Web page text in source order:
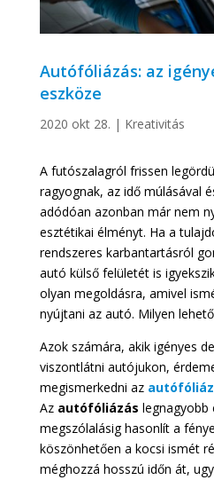
Autófóliázás: az
eszköze
2020 okt 28. | Kreativitás
A futószalagról frissen
ragyognak, az idő múlásával
adódóan azonban már nem
esztétikai élményt. Ha a
rendszeres karbantartásról
autó külső felületét is
olyan megoldásra, amivel
nyújtani az autó. Milyen
Azok számára, akik igényes
viszontlátni autójukon,
megismerkedni az
Az autófóliázás legnagyobb
megszólalásig hasonlít a
köszönhetően a kocsi ismét
méghozzá hosszú időn át,